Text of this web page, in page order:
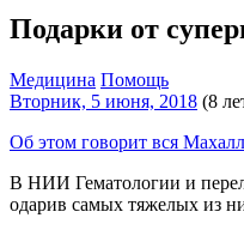
Подарки от
Медицина Помощь
Вторник, 5 июня, 2018 (8
Об этом говорит вся
В НИИ Гематологии и
одарив самых тяжелых из